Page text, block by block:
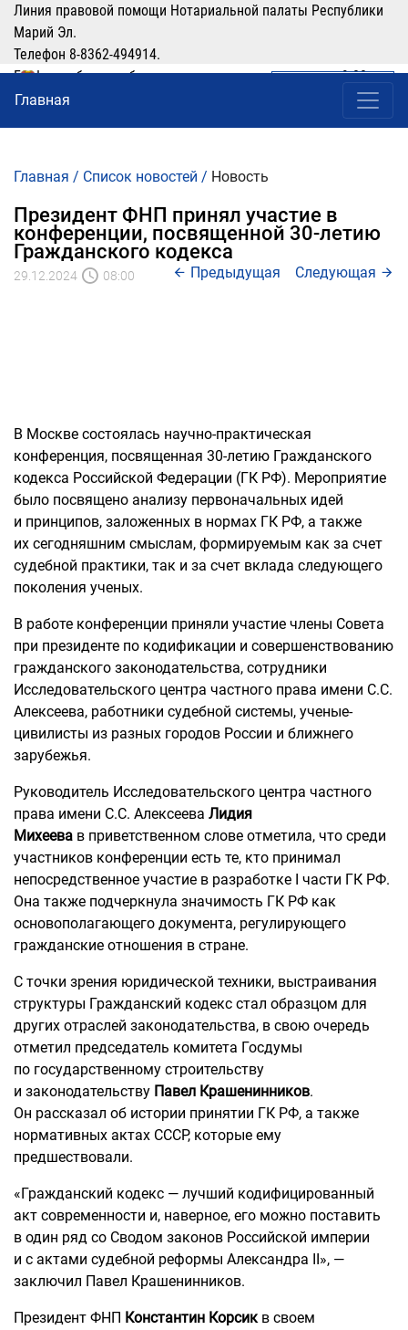
Линия правовой помощи Нотариальной палаты Республики
Марий Эл.
Телефон 8-8362-494914.
График работы: рабочие дни понедельник-четверг с 9:00 по
16:00, перерыв 12:00-13:00
ЛИЧНЫЙ КАБИНЕТ
Главная
Главная / Список новостей / Новость
Президент ФНП принял участие в
конференции, посвященной 30-летию
Гражданского кодекса
29.12.2024 08:00 Следующая
Предыдущая
В Москве состоялась научно-практическая
конференция, посвященная 30-летию Гражданского
кодекса Российской Федерации (ГК РФ). Мероприятие
было посвящено анализу первоначальных идей
и принципов, заложенных в нормах ГК РФ, а также
их сегодняшним смыслам, формируемым как за счет
судебной практики, так и за счет вклада следующего
поколения ученых.
В работе конференции приняли участие члены Совета
при президенте по кодификации и совершенствованию
гражданского законодательства, сотрудники
Исследовательского центра частного права имени С.С.
Алексеева, работники судебной системы, ученые-
цивилисты из разных городов России и ближнего
зарубежья.
Руководитель Исследовательского центра частного
права имени С.С. Алексеева Лидия
Михеева в приветственном слове отметила, что среди
участников конференции есть те, кто принимал
непосредственное участие в разработке I части ГК РФ.
Она также подчеркнула значимость ГК РФ как
основополагающего документа, регулирующего
гражданские отношения в стране.
С точки зрения юридической техники, выстраивания
структуры Гражданский кодекс стал образцом для
других отраслей законодательства, в свою очередь
отметил председатель комитета Госдумы
по государственному строительству
и законодательству Павел Крашенинников.
Он рассказал об истории принятии ГК РФ, а также
нормативных актах СССР, которые ему
предшествовали.
«Гражданский кодекс — лучший кодифицированный
акт современности и, наверное, его можно поставить
в один ряд со Сводом законов Российской империи
и с актами судебной реформы Александра II», —
заключил Павел Крашенинников.
Президент ФНП Константин Корсикв своем